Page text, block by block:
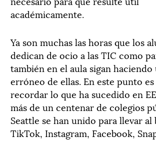
académicamente.
Ya son muchas las horas que los
dedican de ocio a las TIC como
también en el aula sigan haciendo
erróneo de ellas. En este punto
recordar lo que ha sucedido en
más de un centenar de colegios
Seattle se han unido para llevar al
TikTok, Instagram, Facebook,